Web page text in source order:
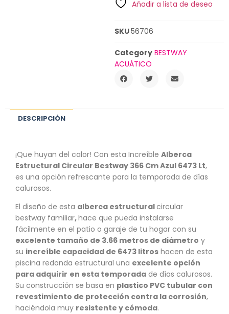
Añadir a lista de deseo
SKU56706
Category BESTWAY
ACUÁTICO
DESCRIPCIÓN
¡Que huyan del calor! Con esta Increíble Alberca
Estructural Circular Bestway 366 Cm Azul 6473 Lt,
es una opción refrescante para la temporada de días
calurosos.
El diseño de esta alberca estructuralcircular
bestway familiar,hace que pueda instalarse
fácilmente en el patio o garaje de tu hogar con su
excelente tamaño de 3.66 metros de diámetro y
su increíble capacidad de 6473 litros hacen de esta
piscina redonda estructural una excelente opción
para adquirir en esta temporada de días calurosos.
Su construcción se basa en plastico PVC tubular con
revestimiento de protección contra la corrosión,
haciéndola muy resistente y cómoda.